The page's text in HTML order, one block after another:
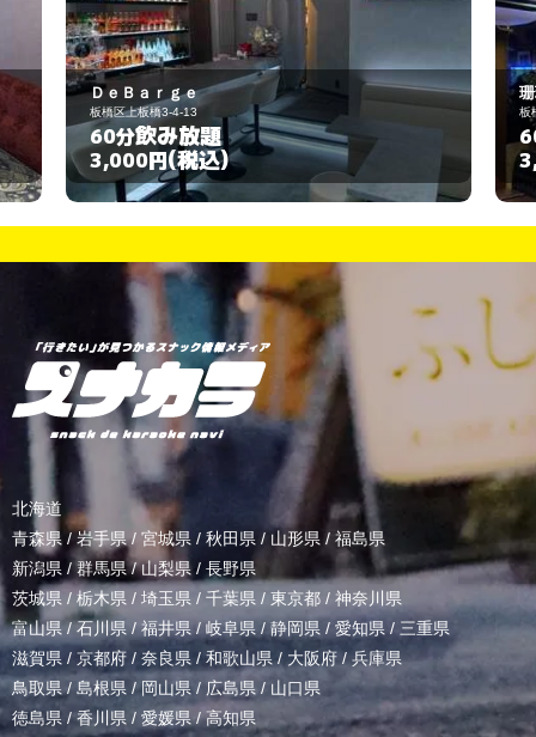
珊瑚礁
板橋区上板橋2-28-5
60分飲み放題
3,000円(税込)
北海道
青森県 / 岩手県/ 宮城県 / 秋田県 / 山形県/ 福島県
新潟県 /群馬県/山梨県 / 長野県
茨城県 / 栃木県 / 埼玉県 / 千葉県 / 東京都 / 神奈川県
富山県 /石川県/福井県/岐阜県 / 静岡県 / 愛知県 / 三重県
滋賀県 / 京都府 / 奈良県 / 和歌山県/ 大阪府 /兵庫県
鳥取県/ 島根県 /岡山県/ 広島県 / 山口県
徳島県 /香川県 / 愛媛県/高知県